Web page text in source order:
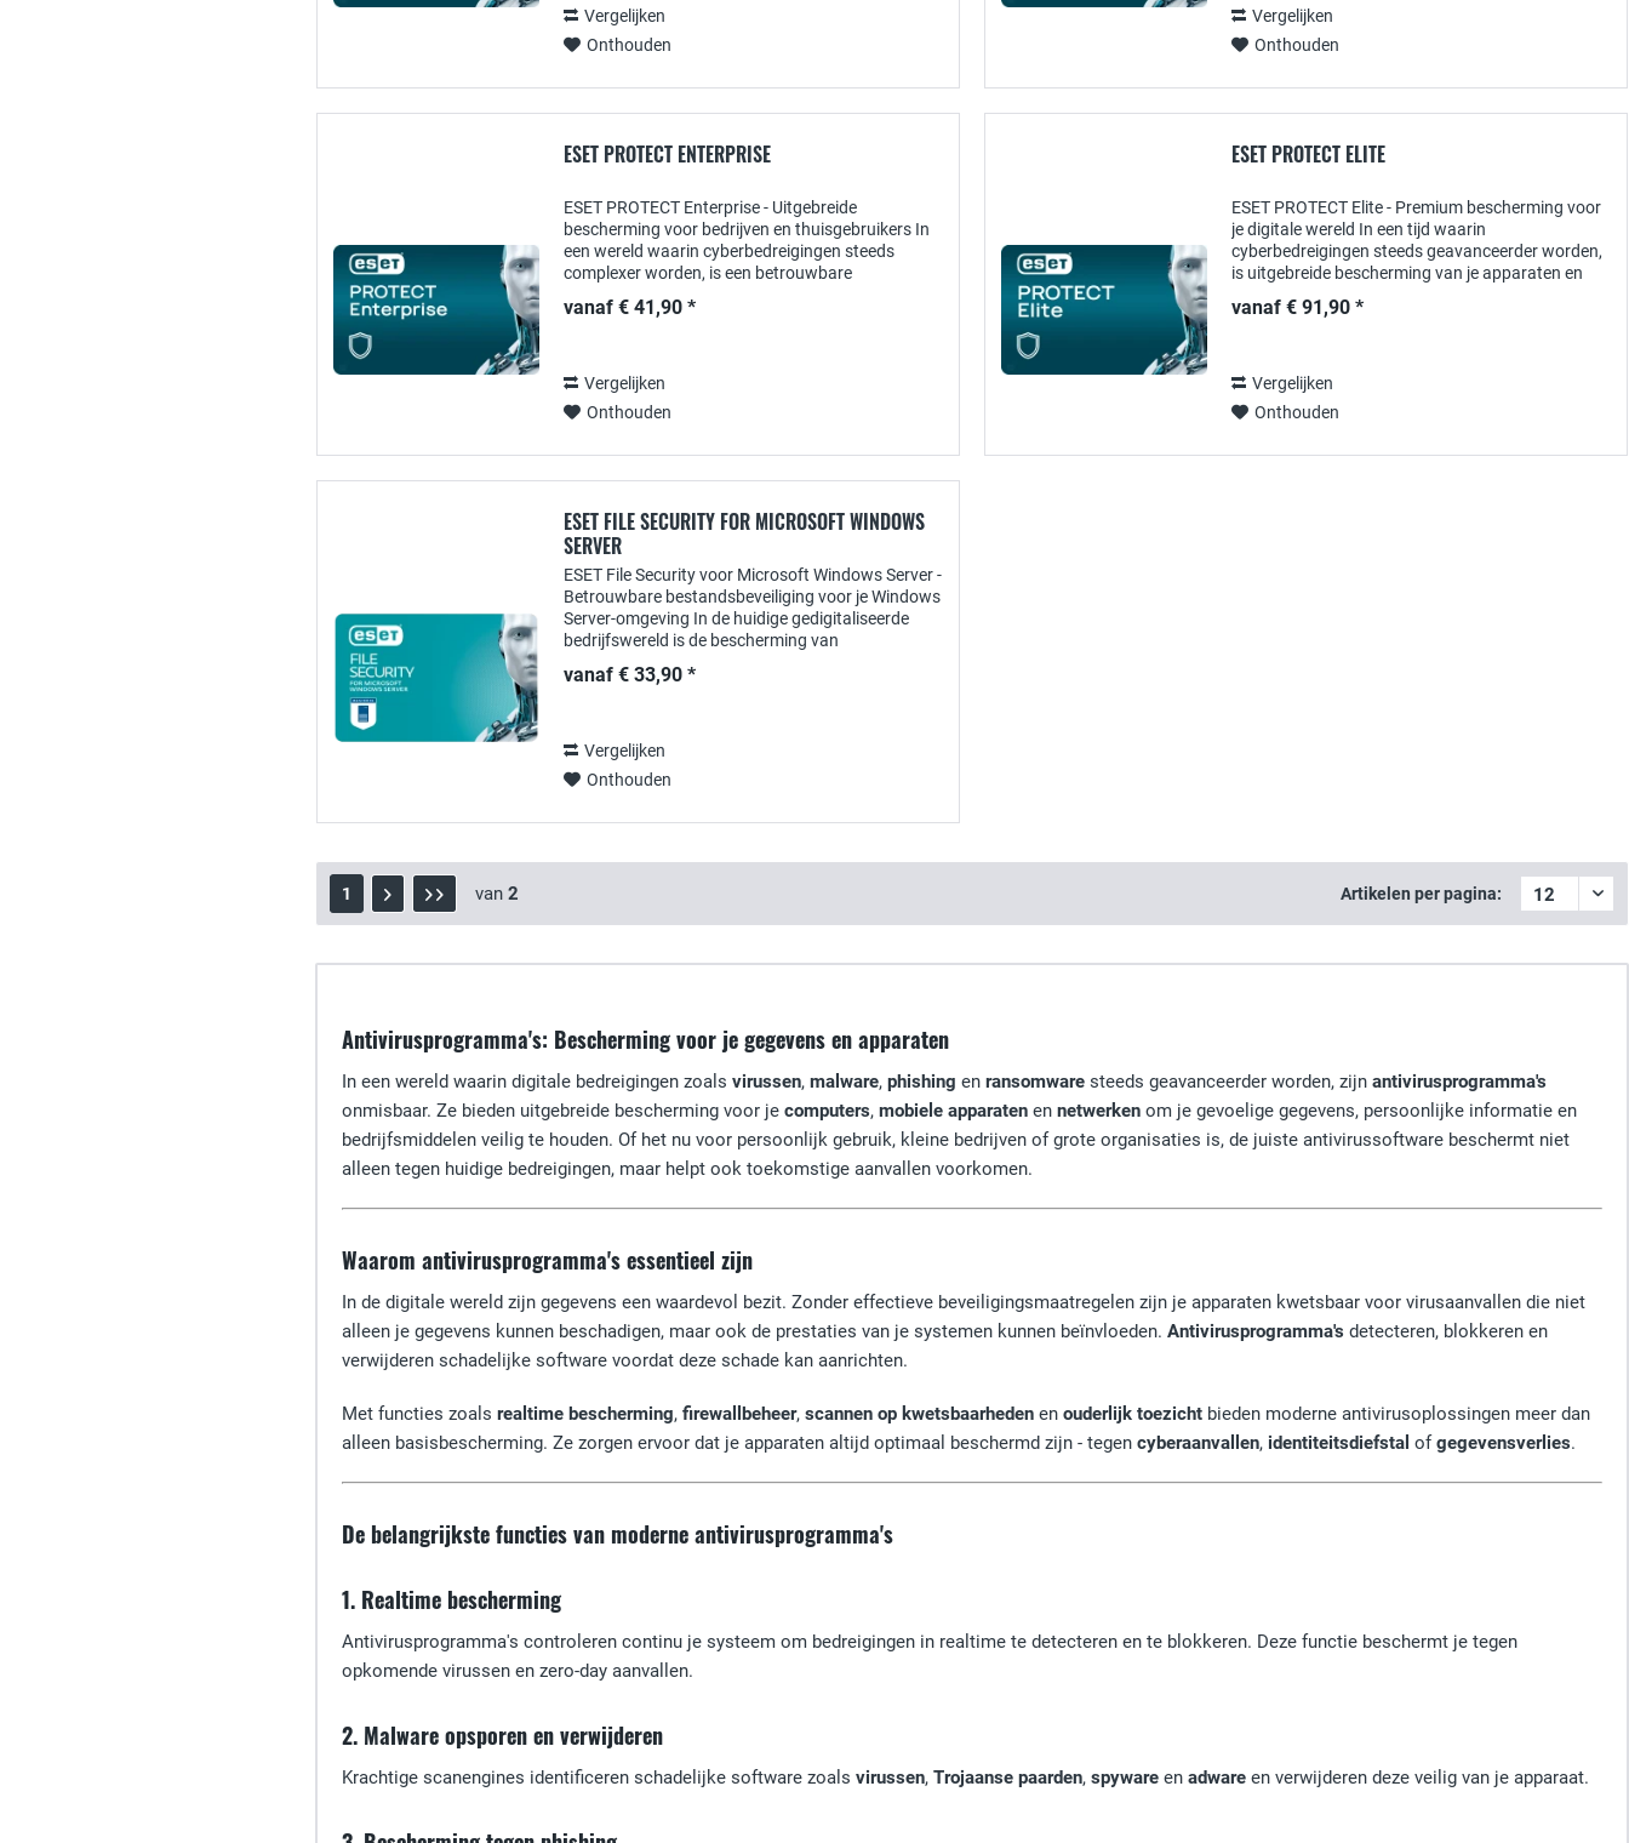
Vergelijken
Onthouden
Vergelijken
Onthouden
ESET PROTECT ENTERPRISE
ESET PROTECT Enterprise - Uitgebreide
bescherming voor bedrijven en thuisgebruikers In
een wereld waarin cyberbedreigingen steeds
complexer worden, is een betrouwbare
essentieel. ESET PROTECT...
vanaf € 41,90 *
Vergelijken
Onthouden
ESET PROTECT ELITE
ESET PROTECT Elite - Premium bescherming voor
je digitale wereld In een tijd waarin
cyberbedreigingen steeds geavanceerder worden,
is uitgebreide bescherming van je apparaten en
een...
vanaf € 91,90 *
Vergelijken
Onthouden
ESET FILE SECURITY FOR MICROSOFT WINDOWS
SERVER
ESET File Security voor Microsoft Windows Server -
Betrouwbare bestandsbeveiliging voor je Windows
Server-omgeving In de huidige gedigitaliseerde
bedrijfswereld is de bescherming van
met...
vanaf € 33,90 *
Vergelijken
Onthouden
1 van 2 Artikelen per pagina:
Antivirusprogramma's: Bescherming voor je gegevens en apparaten
In een wereld waarin digitale bedreigingen zoals virussen, malware, phishing en ransomware steeds geavanceerder worden, zijn antivirusprogramma's
onmisbaar. Ze bieden uitgebreide bescherming voor je computers, mobiele apparaten en netwerken om je gevoelige gegevens, persoonlijke informatie en
bedrijfsmiddelen veilig te houden. Of het nu voor persoonlijk gebruik, kleine bedrijven of grote organisaties is, de juiste antivirussoftware beschermt niet
alleen tegen huidige bedreigingen, maar helpt ook toekomstige aanvallen voorkomen.
Waarom antivirusprogramma's essentieel zijn
In de digitale wereld zijn gegevens een waardevol bezit. Zonder effectieve beveiligingsmaatregelen zijn je apparaten kwetsbaar voor virusaanvallen die niet
alleen je gegevens kunnen beschadigen, maar ook de prestaties van je systemen kunnen beïnvloeden. Antivirusprogramma's detecteren, blokkeren en
verwijderen schadelijke software voordat deze schade kan aanrichten.
Met functies zoals realtime bescherming, firewallbeheer, scannen op kwetsbaarheden en ouderlijk toezicht bieden moderne antivirusoplossingen meer dan
alleen basisbescherming. Ze zorgen ervoor dat je apparaten altijd optimaal beschermd zijn - tegen cyberaanvallen, identiteitsdiefstal ofgegevensverlies.
De belangrijkste functies van moderne antivirusprogramma's
1. Realtime bescherming
Antivirusprogramma's controleren continu je systeem om bedreigingen in realtime te detecteren en te blokkeren. Deze functie beschermt je tegen
opkomende virussen en zero-day aanvallen.
2. Malware opsporen en verwijderen
Krachtige scanengines identificeren schadelijke software zoals virussen, Trojaanse paarden, spyware en adware en verwijderen deze veilig van je apparaat.